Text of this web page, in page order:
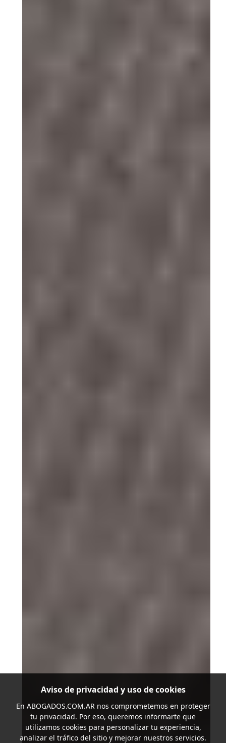
Aviso de privacidad y uso de cookies
En ABOGADOS.COM.ARnos comprometemos en proteger
tu privacidad. Por eso, queremos informarte que
utilizamos cookies para personalizar tu experiencia,
analizar el tráfico del sitio y mejorar nuestros servicios.